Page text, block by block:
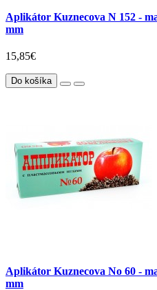
Aplikátor Kuznecova N 152 -
mm
15,85€
Do košíka
Aplikátor Kuznecova No 60 -
mm